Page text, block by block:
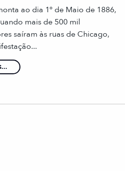
ao dia 1º de Maio de 1886,
mais de 500 mil
saíram às ruas de Chicago,